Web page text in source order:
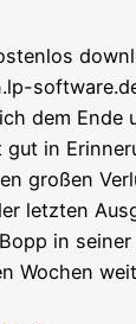
dem Ende
gut in
gro­ßen
letz­ten
in
Wochen